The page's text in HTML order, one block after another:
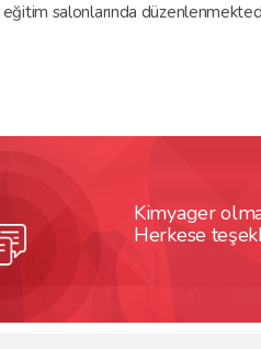
salonlarında
Kimyager
Herkese